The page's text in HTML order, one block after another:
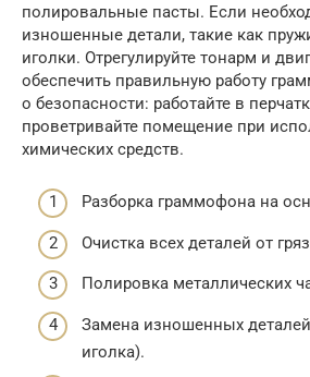
полировальные пасты. Если
изношенные детали, такие как
иголки. Отрегулируйте тонарм и
обеспечить правильную работу
о безопасности: работайте в
проветривайте помещение при
химических средств.
Разборка граммофона на
Очистка всех деталей от
Полировка металлических
Замена изношенных
иголка).